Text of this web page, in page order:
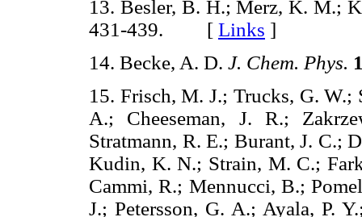
13. Besler, B. H.; Merz, K. M.;
431-439. [ Links ]
14. Becke, A. D. J. Chem. Phys.
15. Frisch, M. J.; Trucks, G.
A.; Cheeseman, J. R.;
Stratmann, R. E.; Burant, J. C.;
Kudin, K. N.; Strain, M. C.;
Cammi, R.; Mennucci, B.;
J.; Petersson, G. A.; Ayala, P.